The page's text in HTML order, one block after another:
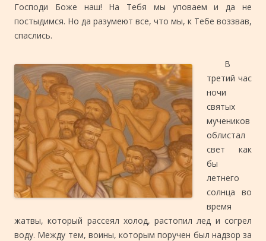
Господи Боже наш! На Тебя мы уповаем и да не
постыдимся. Но да разумеют все, что мы, к Тебе воззвав,
спаслись.
В
третий час
ночи
святых
мучеников
облистал
свет как
бы
летнего
солнца во
время
жатвы, который рассеял холод, растопил лед и согрел
воду. Между тем, воины, которым поручен был надзор за